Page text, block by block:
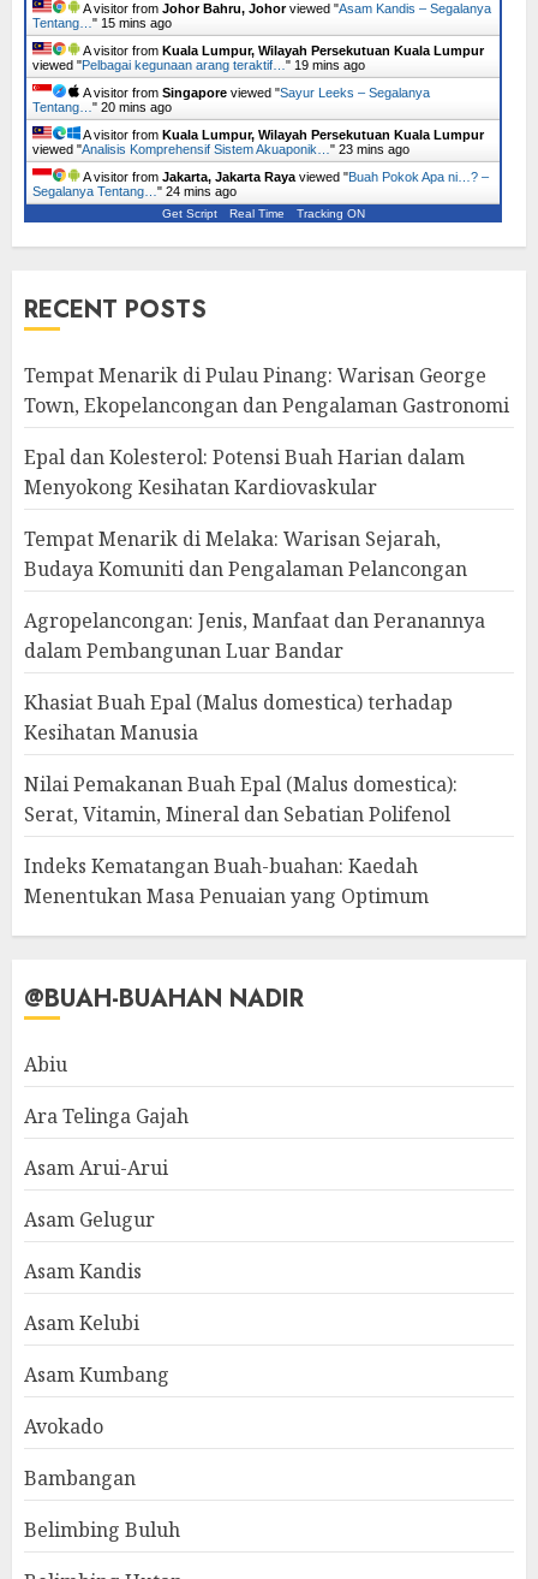
A visitor from Johor Bahru, Johorviewed "Asam Kandis – Segalanya
Tentang… " 15 mins ago
A visitor from Kuala Lumpur, Wilayah Persekutuan Kuala Lumpur
viewed "Pelbagai kegunaan arang teraktif… " 19 mins ago
A visitor from Singapore viewed "Sayur Leeks – Segalanya
Tentang… " 20 mins ago
A visitor from Kuala Lumpur, Wilayah Persekutuan Kuala Lumpur
viewed "Analisis Komprehensif Sistem Akuaponik… " 23 mins ago
A visitor from Jakarta, Jakarta Raya viewed "Buah Pokok Apa ni…? –
Segalanya Tentang… " 24 mins ago
Get Script Real Time Tracking ON
RECENT POSTS
Tempat Menarik di Pulau Pinang: Warisan George
Town, Ekopelancongan dan Pengalaman Gastronomi
Epal dan Kolesterol: Potensi Buah Harian dalam
Menyokong Kesihatan Kardiovaskular
Tempat Menarik di Melaka: Warisan Sejarah,
Budaya Komuniti dan Pengalaman Pelancongan
Agropelancongan: Jenis, Manfaat dan Peranannya
dalam Pembangunan Luar Bandar
Khasiat Buah Epal (Malus domestica) terhadap
Kesihatan Manusia
Nilai Pemakanan Buah Epal (Malus domestica):
Serat, Vitamin, Mineral dan Sebatian Polifenol
Indeks Kematangan Buah-buahan: Kaedah
Menentukan Masa Penuaian yang Optimum
@BUAH-BUAHAN NADIR
Abiu
Ara Telinga Gajah
Asam Arui-Arui
Asam Gelugur
Asam Kandis
Asam Kelubi
Asam Kumbang
Avokado
Bambangan
Belimbing Buluh